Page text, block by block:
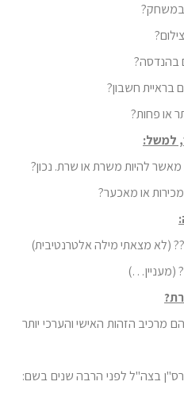
במשחק?
בהנדסה?
בראיית חשבון?
או פחות?
למשל:
מאשר להיות משרת או שרת. נכון?
או מאכער?
(לא מצאתי מילה אלטרנטיבית)
(מעניין…)
מרכיב הזהות האישי והערכי יותר
בצה"ל לפני הרבה שנים בשם: